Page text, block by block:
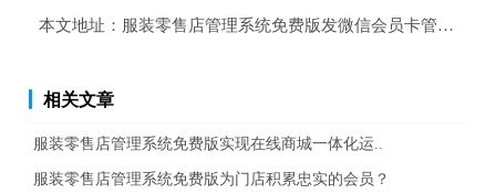
本文地址： 服装零售店管理系统免费版发微信会员卡管理充值
相关文章
服装零售店管理系统免费版实现在线商城一体化运..
服装零售店管理系统免费版为门店积累忠实的会员？